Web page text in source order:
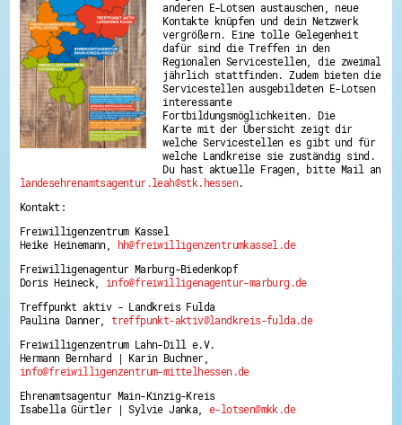
anderen E-Lotsen austauschen, neue
Kontakte knüpfen und dein Netzwerk
vergrößern. Eine tolle Gelegenheit
dafür sind die Treffen in den
Regionalen Servicestellen, die zweimal
jährlich stattfinden. Zudem bieten die
Servicestellen ausgebildeten E-Lotsen
interessante
Fortbildungsmöglichkeiten. Die
Karte mit der Übersicht zeigt dir
welche Servicestellen es gibt und für
welche Landkreise sie zuständig sind.
Du hast aktuelle Fragen, bitte Mail an
landesehrenamtsagentur.leah@stk.hessen.
Kontakt:
Freiwilligenzentrum Kassel
Heike Heinemann,
hh@freiwilligenzentrumkassel.de
Freiwilligenagentur Marburg-Biedenkopf
Doris Heineck, info@freiwilligenagentur-marburg.de
Treffpunkt aktiv - Landkreis Fulda
Paulina Danner,treffpunkt-aktiv@landkreis-fulda.de
Freiwilligenzentrum Lahn-Dill e.V.
Hermann Bernhard | Karin Buchner,
info@freiwilligenzentrum-mittelhessen.de
Ehrenamtsagentur Main-Kinzig-Kreis
Isabella Gürtler | Sylvie Janka,e-lotsen@mkk.de